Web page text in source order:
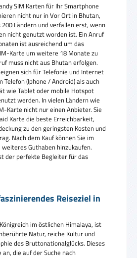
SIM Karten für Ihr Smartphone
nicht nur in Vor Ort in Bhutan,
Ländern und verfallen erst, wenn
nicht genutzt worden ist. Ein Anruf
ist ausreichend um das
Karte um weitere 18 Monate zu
muss nicht aus Bhutan erfolgen.
sich für Telefonie und Internet
Telefon (Iphone / Android) als auch
wie Tablet oder mobile Hotspot
werden. In vielen Ländern wie
Karte nicht nur einen Anbieter. Sie
Karte die beste Erreichbarkeit,
zu den geringsten Kosten und
Nach dem Kauf können Sie im
Guthaben hinzukaufen.
der perfekte Begleiter für das
Reiseziel in
im östlichen Himalaya, ist
Natur, reiche Kultur und
des Bruttonationalglücks. Dieses
an, die auf der Suche nach